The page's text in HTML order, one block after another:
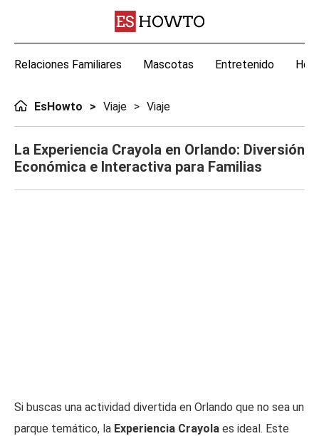
Relaciones Familiares Mascotas Entretenido
EsHowto Viaje Viaje
La Experiencia Crayola en Orlando: Diversión
Económica e Interactiva para Familias
Si buscas una actividad divertida en Orlando que no sea un
parque temático, la Experiencia Crayola es ideal. Este